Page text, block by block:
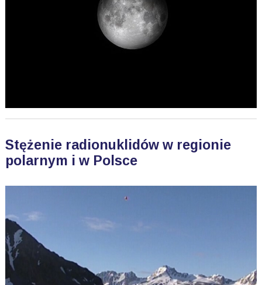
Stężenie radionuklidów w regionie
polarnym i w Polsce